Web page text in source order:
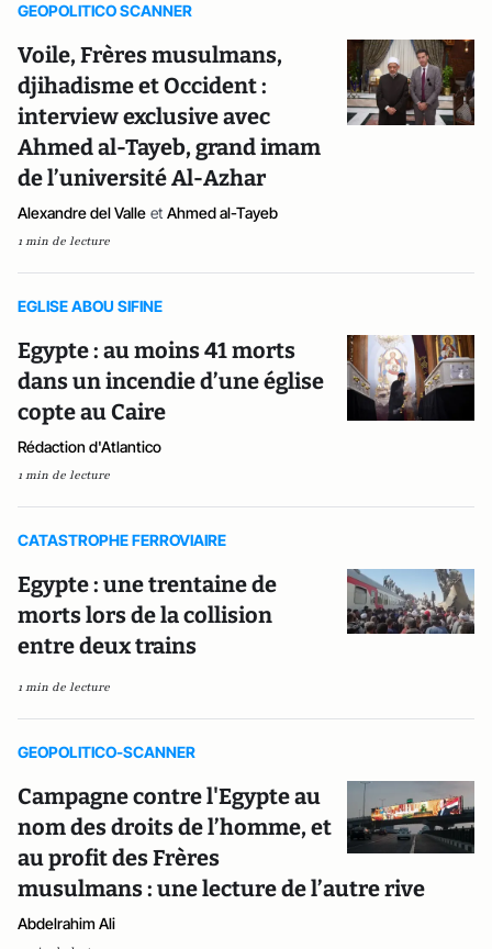
GEOPOLITICO SCANNER
Voile, Frères musulmans,
djihadisme et Occident :
interview exclusive avec
Ahmed al-Tayeb, grand imam
de l’université Al-Azhar
Alexandre del Valle et Ahmed al-Tayeb
1 min de lecture
EGLISE ABOU SIFINE
Egypte : au moins 41 morts
dans un incendie d’une église
copte au Caire
Rédaction d'Atlantico
1 min de lecture
CATASTROPHE FERROVIAIRE
Egypte : une trentaine de
morts lors de la collision
entre deux trains
1 min de lecture
GEOPOLITICO-SCANNER
Campagne contre l'Egypte au
nom des droits de l’homme, et
au profit des Frères
musulmans : une lecture de l’autre rive
Abdelrahim Ali